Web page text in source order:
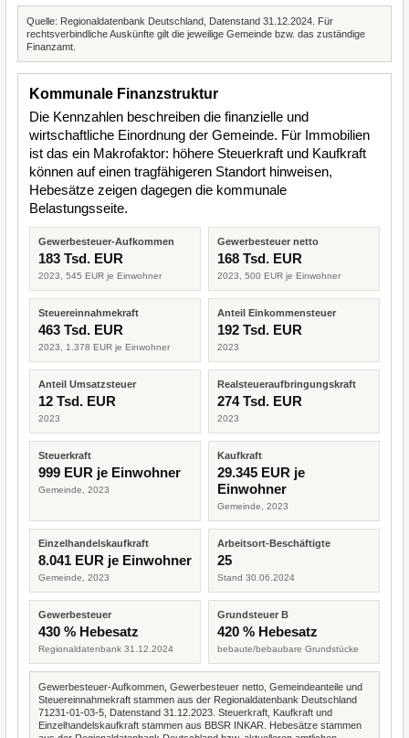
Quelle: Regionaldatenbank Deutschland, Datenstand 31.12.2024. Für
rechtsverbindliche Auskünfte gilt die jeweilige Gemeinde bzw. das zuständige
Finanzamt.
Kommunale Finanzstruktur
Die Kennzahlen beschreiben die finanzielle und
wirtschaftliche Einordnung der Gemeinde. Für Immobilien
ist das ein Makrofaktor: höhere Steuerkraft und Kaufkraft
können auf einen tragfähigeren Standort hinweisen,
Hebesätze zeigen dagegen die kommunale
Belastungsseite.
Gewerbesteuer-Aufkommen
183 Tsd. EUR
2023, 545 EUR je Einwohner
Gewerbesteuer netto
168 Tsd. EUR
2023, 500 EUR je Einwohner
Steuereinnahmekraft
463 Tsd. EUR
2023, 1.378 EUR je Einwohner
Anteil Einkommensteuer
192 Tsd. EUR
2023
Anteil Umsatzsteuer
12 Tsd. EUR
2023
Realsteueraufbringungskraft
274 Tsd. EUR
2023
Steuerkraft
999 EUR je Einwohner
Gemeinde, 2023
Kaufkraft
29.345 EUR je
Einwohner
Gemeinde, 2023
Einzelhandelskaufkraft
8.041 EUR je Einwohner
Gemeinde, 2023
Arbeitsort-Beschäftigte
25
Stand 30.06.2024
Gewerbesteuer
430 % Hebesatz
Regionaldatenbank 31.12.2024
Grundsteuer B
420 % Hebesatz
bebaute/bebaubare Grundstücke
Gewerbesteuer-Aufkommen, Gewerbesteuer netto, Gemeindeanteile und
Steuereinnahmekraft stammen aus der Regionaldatenbank Deutschland
71231-01-03-5, Datenstand 31.12.2023. Steuerkraft, Kaufkraft und
Einzelhandelskaufkraft stammen aus BBSR INKAR. Hebesätze stammen